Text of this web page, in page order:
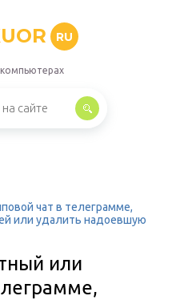
RU
чат в телеграмме,
или удалить надоевшую
или